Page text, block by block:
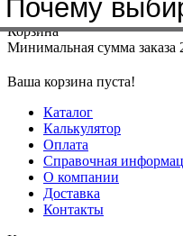
Меню+7(4912)50-37-50
Корзина
Минимальная сумма заказа
Ваша корзина пуста!
Каталог
Калькулятор
Оплата
Справочная
О компании
Доставка
Контакты
Почему